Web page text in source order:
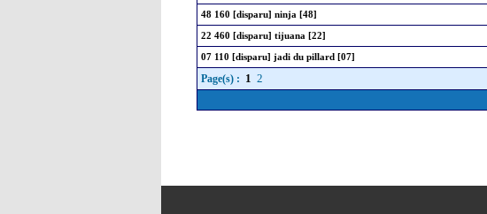
48 160 [disparu] ninja [48]
22 460 [disparu] tijuana [22]
07 110 [disparu] jadi du pillard [07]
Page(s) : 1 2